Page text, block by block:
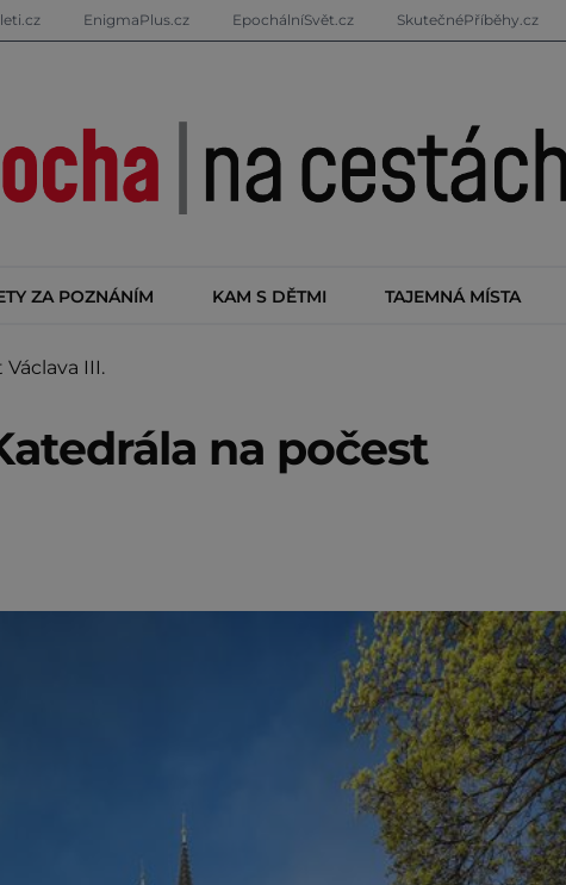
EnigmaPlus.cz EpochálníSvět.cz SkutečnéPříběhy.cz
ZA POZNÁNÍM KAM S DĚTMI TAJEMNÁ MÍSTA
III.
na počest